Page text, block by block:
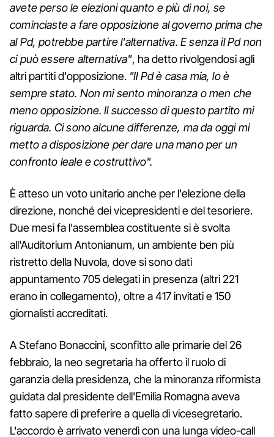
avete perso le elezioni quanto e più di noi, se
cominciaste a fare opposizione al governo prima che
al Pd, potrebbe partire l'alternativa. E senza il Pd non
ci può essere alternativa", ha detto rivolgendosi agli
altri partiti d'opposizione. "Il Pd è casa mia, lo è
sempre stato. Non mi sento minoranza o men che
meno opposizione. Il successo di questo partito mi
riguarda. Ci sono alcune differenze, ma da oggi mi
metto a disposizione per dare una mano per un
confronto leale e costruttivo".
È atteso un voto unitario anche per l'elezione della
direzione, nonché dei vicepresidenti e del tesoriere.
Due mesi fa l'assemblea costituente si è svolta
all'Auditorium Antonianum, un ambiente ben più
ristretto della Nuvola, dove si sono dati
appuntamento 705 delegati in presenza (altri 221
erano in collegamento), oltre a 417 invitati e 150
giornalisti accreditati.
A Stefano Bonaccini, sconfitto alle primarie del 26
febbraio, la neo segretaria ha offerto il ruolo di
garanzia della presidenza, che la minoranza riformista
guidata dal presidente dell'Emilia Romagna aveva
fatto sapere di preferire a quella di vicesegretario.
L'accordo è arrivato venerdì con una lunga video-call